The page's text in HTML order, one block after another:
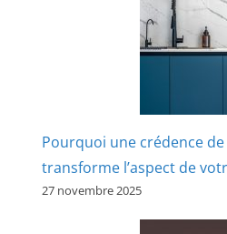
Pourquoi une crédence
transforme l’aspect de
27 novembre 2025